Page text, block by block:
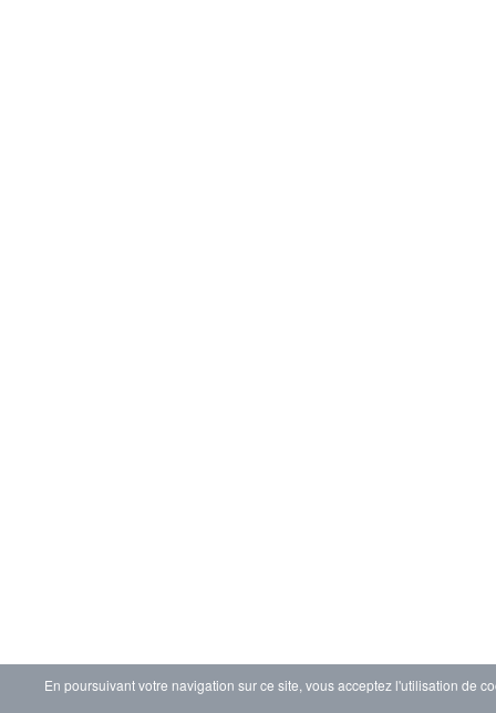
En poursuivant votre navigation sur ce site, vous acceptez l'utilisation de